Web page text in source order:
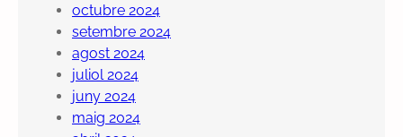
octubre 2024
setembre 2024
agost 2024
juliol 2024
juny 2024
maig 2024